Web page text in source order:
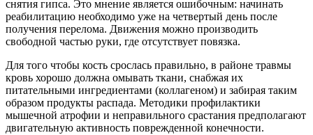
снятия гипса. Это мнение является ошибочным: начинать
реабилитацию необходимо уже на четвертый день после
получения перелома. Движения можно производить
свободной частью руки, где отсутствует повязка.
Для того чтобы кость срослась правильно, в районе травмы
кровь хорошо должна омывать ткани, снабжая их
питательными ингредиентами (коллагеном) и забирая таким
образом продукты распада. Методики профилактики
мышечной атрофии и неправильного срастания предполагают
двигательную активность поврежденной конечности.